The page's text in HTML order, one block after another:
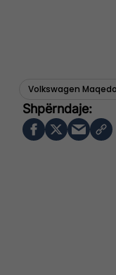
Volkswagen